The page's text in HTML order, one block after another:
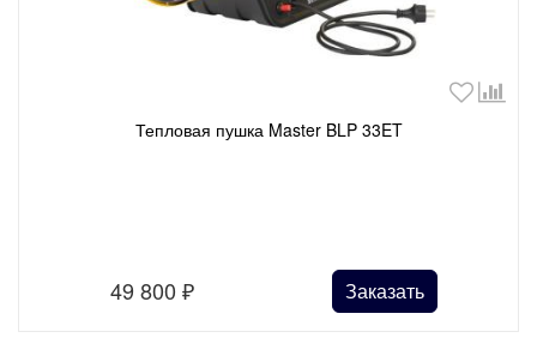
Тепловая пушка Master BLP 33ET
49 800₽ Заказать